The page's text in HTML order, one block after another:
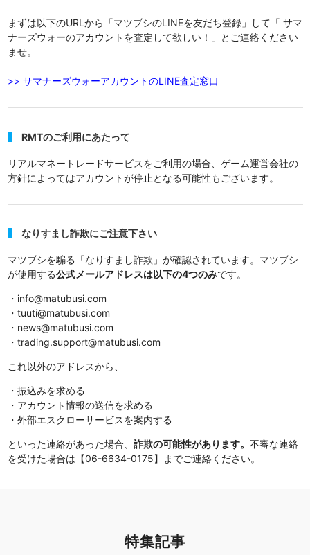
まずは以下のURLから「マツブシのLINEを友だち登録」して「 サマ
ナーズウォーのアカウントを査定して欲しい！」とご連絡ください
ませ。
>> サマナーズウォーアカウントのLINE査定窓口
RMTのご利用にあたって
リアルマネートレードサービスをご利用の場合、ゲーム運営会社の
方針によってはアカウントが停止となる可能性もございます。
なりすまし詐欺にご注意下さい
マツブシを騙る「なりすまし詐欺」が確認されています。マツブシ
が使用する公式メールアドレスは以下の4つのみです。
・info@matubusi.com
・tuuti@matubusi.com
・news@matubusi.com
・trading.support@matubusi.com
これ以外のアドレスから、
・振込みを求める
・アカウント情報の送信を求める
・外部エスクローサービスを案内する
といった連絡があった場合、 詐欺の可能性があります。 不審な連絡
を受けた場合は【06-6634-0175】までご連絡ください。
特集記事